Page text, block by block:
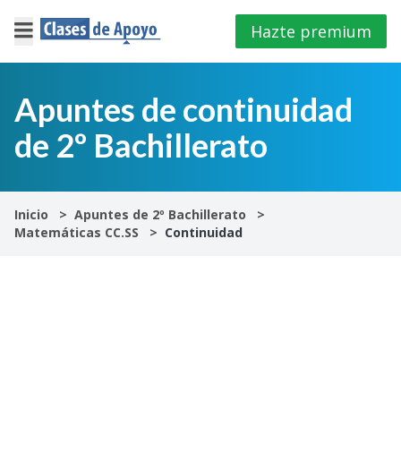
×
Iniciar
sesión
4º
E.S.O
Hazte premium
Apuntes de continuidad
de 2º Bachillerato
Inicio
Apuntes de 2º Bachillerato
Matemáticas CC.SS
Continuidad